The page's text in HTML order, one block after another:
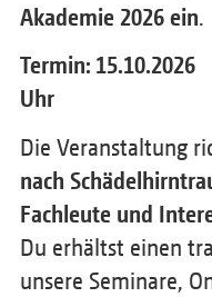
Akademie 2026 ein.
Termin: 15.10.2026
Uhr
Die Veranstaltung
nach
Fachleute und
Du erhältst einen
unsere Seminare,